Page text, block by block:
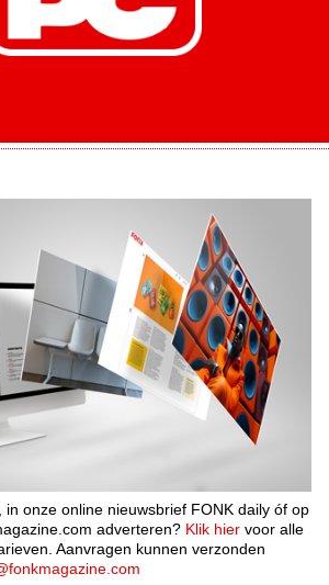
in onze online nieuwsbrief FONK daily óf op
adverteren? Klik hier voor alle
Aanvragen kunnen verzonden